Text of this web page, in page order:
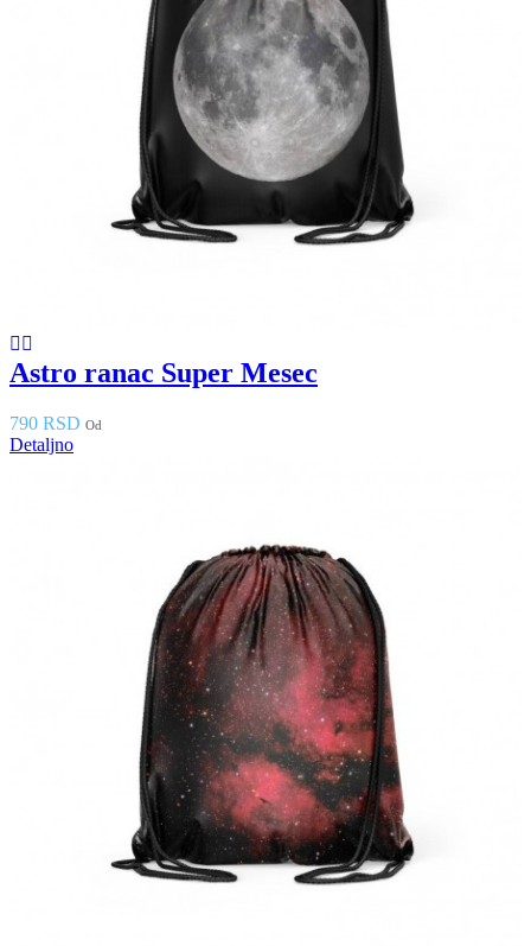
Astro ranac Super Mesec
790 RSD Od
Detaljno